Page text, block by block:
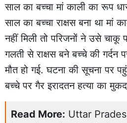
साल का बच्चा मां काली का रूप
साल का बच्चा राक्षस बना था मां
नहीं मिली तो परिजनों ने उसे
गलती से राक्षस बने बच्चे की
मौत हो गई. घटना की सूचना पर
बच्चे पर गैर इरादतन हत्या का
Read More: Uttar